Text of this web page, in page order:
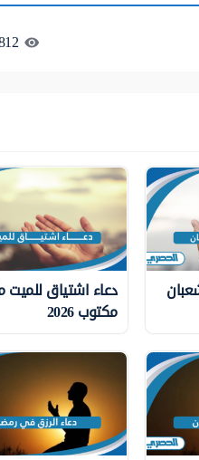
دعاء اشتياق للميت
مكتوب 2026